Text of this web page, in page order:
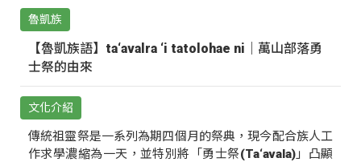
魯凱族
【魯凱族語】ta‘avalra ‘i tatolohae ni｜萬山部落勇
士祭的由來
文化介紹
傳統祖靈祭是一系列為期四個月的祭典，現今配合族人工
作求學濃縮為一天，並特別將「勇士祭(Ta‘avala)」凸顯